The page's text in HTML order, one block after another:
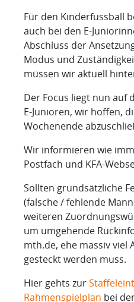
Für den Kinderfussball
auch bei den E-
Abschluss der
Modus und
müssen wir aktuell
Der Focus liegt nun auf
E-Junioren, wir hoffen,
Wochenende
Wir informieren wie
Postfach und KFA-
Sollten grundsätzliche
(falsche / fehlende
weiteren
um umgehende
mth.de, ehe massiv viel
gesteckt werden muss.
Hier gehts zur
Rahmenspielplan bei